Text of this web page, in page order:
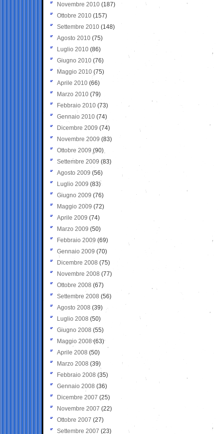
Novembre 2010 (187)
Ottobre 2010 (157)
Settembre 2010 (148)
Agosto 2010 (75)
Luglio 2010 (86)
Giugno 2010 (76)
Maggio 2010 (75)
Aprile 2010 (66)
Marzo 2010 (79)
Febbraio 2010 (73)
Gennaio 2010 (74)
Dicembre 2009 (74)
Novembre 2009 (83)
Ottobre 2009 (90)
Settembre 2009 (83)
Agosto 2009 (56)
Luglio 2009 (83)
Giugno 2009 (76)
Maggio 2009 (72)
Aprile 2009 (74)
Marzo 2009 (50)
Febbraio 2009 (69)
Gennaio 2009 (70)
Dicembre 2008 (75)
Novembre 2008 (77)
Ottobre 2008 (67)
Settembre 2008 (56)
Agosto 2008 (39)
Luglio 2008 (50)
Giugno 2008 (55)
Maggio 2008(63)
Aprile 2008 (50)
Marzo 2008 (39)
Febbraio 2008 (35)
Gennaio 2008 (36)
Dicembre 2007 (25)
Novembre 2007 (22)
Ottobre 2007 (27)
Settembre 2007 (23)